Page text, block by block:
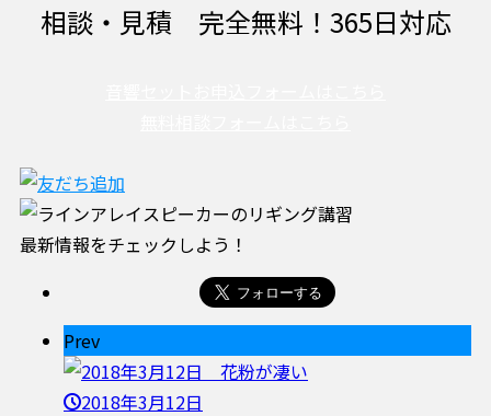
相談・見積 完全無料！365日対応
最新情報をチェックしよう！
Prev
2018年3月12日